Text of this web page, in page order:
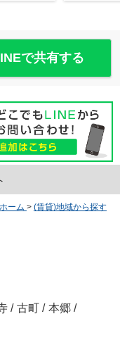
で共有する
ーム > (賃貸)地域から探す
/ 古町 / 本郷 /